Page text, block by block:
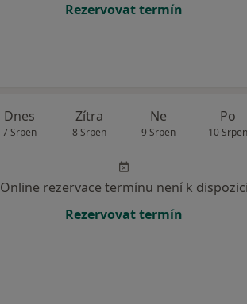
Rezervovat termín
Dnes
7 Srpen
Zítra
8 Srpen
Ne
9 Srpen
Po
10 Srpen
Online rezervace termínu není k dispozici
Rezervovat termín